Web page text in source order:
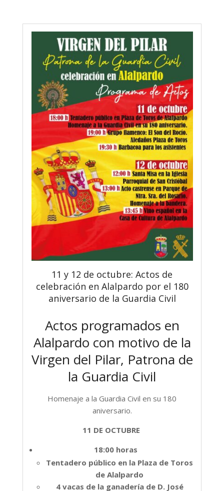
11 y 12 de octubre: Actos de
celebración en Alalpardo por el 180
aniversario de la Guardia Civil
Actos programados en
Alalpardo con motivo de la
Virgen del Pilar, Patrona de
la Guardia Civil
Homenaje a la Guardia Civil en su 180
aniversario.
11 DE OCTUBRE
18:00 horas
Tentadero público en la Plaza de Toros
de Alalpardo
4 vacas de la ganadería de D. José